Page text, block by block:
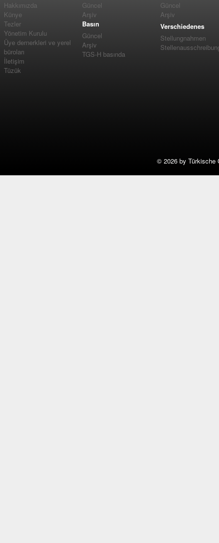
Hakkımızda
Künye
Tezler
Yönetim Kurulu
Üye dernerkleri ve yerel
büroları
İletişim
Tüzük
Güncel
Arşiv
Basın
Güncel
Arşiv
TGS-H basında
Güncel
Arşiv
Verschiedenes
Stellungnahmen
© 2026 by Türkische